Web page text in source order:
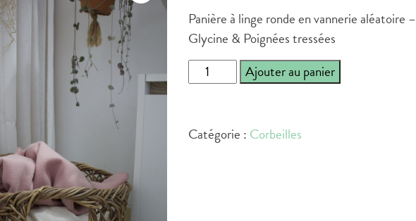
Panière à linge ronde en vannerie aléatoire –
Glycine & Poignées tressées
quantité
de
à
Ajouter au panier
Catégorie : Corbeilles